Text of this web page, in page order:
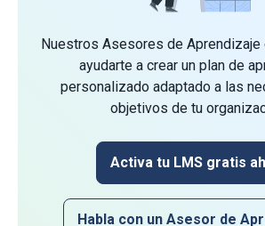
Nuestros Asesores de Aprendizaje
ayudarte a crear un plan de
personalizado adaptado a las
objetivos de tu
Activa tu LMS gratis
Habla con un Asesor de